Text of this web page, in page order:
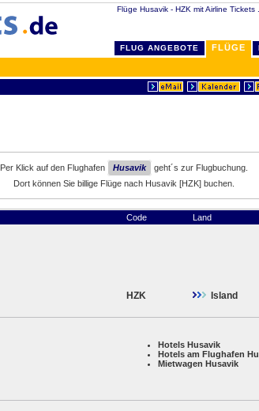
Flüge Husavik - HZK mit Airline
FLUG ANGEBOTE FLÜGE
Per Klick auf den Flughafen Husavik
geht´s zur Flugbuchung.
Dort können Sie billige Flüge nach Husavik [HZK] buchen.
Code Land
HZK Island
Hotels Husavik
Hotels am Flughafen
Mietwagen Husavik